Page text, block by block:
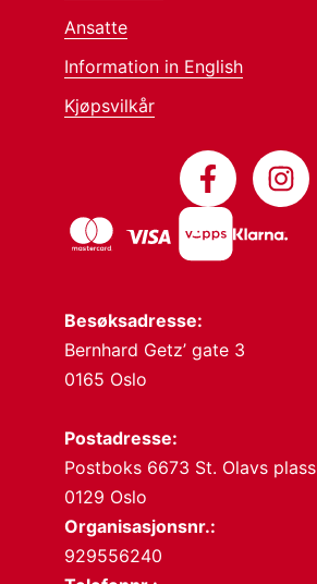
Besøksadresse:
Bernhard Getz’ gate 3
0165 Oslo
Postadresse:
Postboks 6673 St. Olavs plass
0129 Oslo
Organisasjonsnr.:
929556240
Ansatte
Information in English
Kjøpsvilkår